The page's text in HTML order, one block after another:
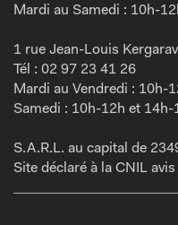
Mardi au Samedi : 10h-
1 rue Jean-Louis
Tél : 02 97 23 41 26
Mardi au Vendredi : 10h-
Samedi : 10h-12h et 14h-
S.A.R.L. au capital de
Site déclaré à la CNIL